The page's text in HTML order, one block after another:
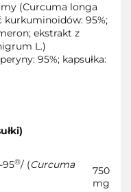
(Curcuma longa
kurkuminoidów: 95%;
ekstrakt z
L.)
95%; kapsułka:
95®/ (Curcuma
750
mg